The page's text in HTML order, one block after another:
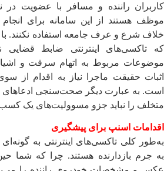
کاربران راننده و مسافر با عضویت در
موظف هستند از این سامانه برای انجام
خلاف شرع و عرف جامعه استفاده نکنند.
که تاکسی‌های اینترنتی ضابط قضایی
موضوعات مربوط به اتهام سرقت و
اثبات حقیقت ماجرا نیاز به اقدام از
است. به عبارت دیگر صحت‌سنجی ادعاهای
متخلف را نباید جزو مسوولیت‌های یک
اقدامات اسنپ برای پیشگیری
به‌طور کلی تاکسی‌های اینترنتی به
به جرم بازدارنده هستند. چرا که شما